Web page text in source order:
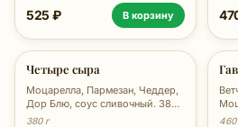
525 ₽ В корзину
Четыре сыра
Моцарелла, Пармезан, Чеддер,
Дор Блю, соус сливочный. 380
гр.
380 г
460
460